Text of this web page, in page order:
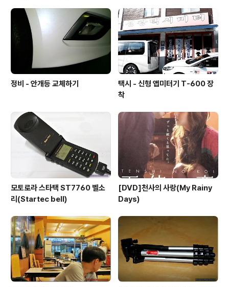
정비 - 안개등 교체하기
택시 - 신형 앱미터기 T-600 장
착
모토로라 스타택 ST7760 벨소
리(Startec bell)
[DVD]천사의 사랑(My Rainy
Days)